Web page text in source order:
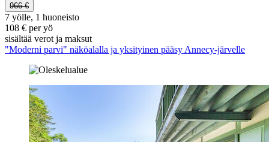
966 €
7 yölle, 1 huoneisto
108 € per yö
sisältää verot ja maksut
"Moderni parvi" näköalalla ja yksityinen pääsy Annecy-järvelle